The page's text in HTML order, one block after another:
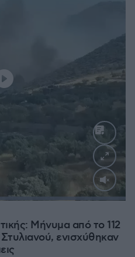
Loaded
Μήνυμα από το 112
ενισχύθηκαν